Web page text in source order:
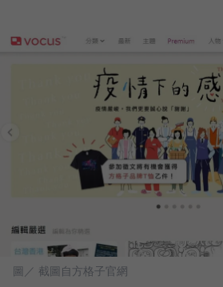
圖／ 截圖自方格子官網